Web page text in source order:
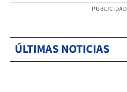
PUBLICIDAD
ÚLTIMAS NOTICIAS